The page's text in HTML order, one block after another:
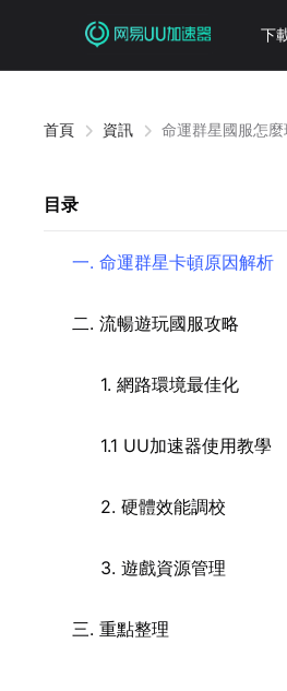
下
首頁 資訊 命運群星國服怎麼
目录
一. 命運群星卡頓原因解析
二. 流暢遊玩國服攻略
1. 網路環境最佳化
1.1 UU加速器使用教學
2. 硬體效能調校
3. 遊戲資源管理
三. 重點整理